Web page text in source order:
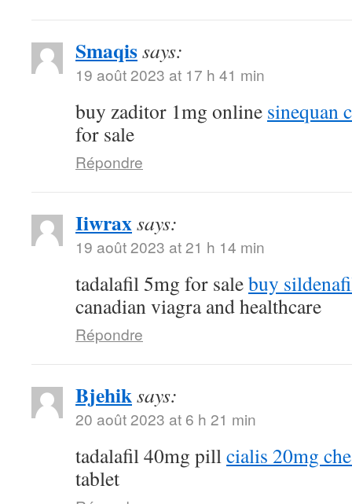
Smaqissays:
19 août 2023 at 17 h 41 min
buy zaditor 1mg online sinequan
for sale
Répondre
Iiwraxsays:
19 août 2023 at 21 h 14 min
tadalafil 5mg for salebuy
canadian viagra and healthcare
Répondre
Bjehiksays:
20 août 2023 at 6 h 21 min
tadalafil 40mg pillcialis 20mg
tablet